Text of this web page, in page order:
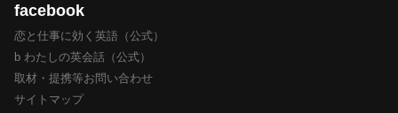
facebook
恋と仕事に効く英語（公式）
b わたしの英会話（公式）
取材・提携等お問い合わせ
サイトマップ